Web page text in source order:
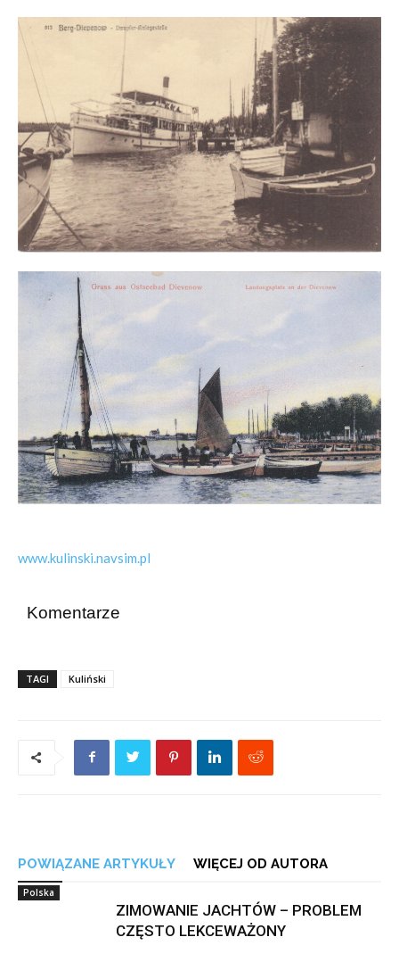
www.kulinski.navsim.pl
Komentarze
TAGI Kuliński
POWIĄZANE ARTYKUŁY WIĘCEJ OD AUTORA
Polska
ZIMOWANIE JACHTÓW – PROBLEM
CZĘSTO LEKCEWAŻONY